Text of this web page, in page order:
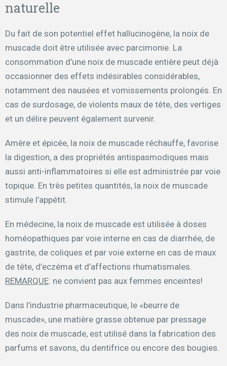
naturelle
Du fait de son potentiel effet hallucinogène, la noix de
muscade doit être utilisée avec parcimonie. La
consommation d’une noix de muscade entière peut déjà
occasionner des effets indésirables considérables,
notamment des nausées et vomissements prolongés. En
cas de surdosage, de violents maux de tête, des vertiges
et un délire peuvent également survenir.
Amère et épicée, la noix de muscade réchauffe, favorise
la digestion, a des propriétés antispasmodiques mais
aussi anti-inflammatoires si elle est administrée par voie
topique. En très petites quantités, la noix de muscade
stimule l’appétit.
En médecine, la noix de muscade est utilisée à doses
homéopathiques par voie interne en cas de diarrhée, de
gastrite, de coliques et par voie externe en cas de maux
de tête, d’eczéma et d’affections rhumatismales.
REMARQUE: ne convient pas aux femmes enceintes!
Dans l’industrie pharmaceutique, le «beurre de
muscade», une matière grasse obtenue par pressage
des noix de muscade, est utilisé dans la fabrication des
parfums et savons, du dentifrice ou encore des bougies.